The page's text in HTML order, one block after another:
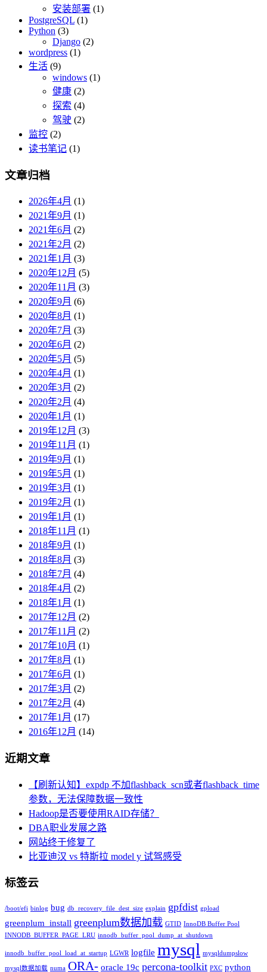
安装部署 (1)
PostgreSQL (1)
Python (3)
Django (2)
wordpress (1)
生活 (9)
windows (1)
健康 (2)
探索 (4)
驾驶 (2)
监控 (2)
读书笔记 (1)
文章归档
2026年4月 (1)
2021年9月 (1)
2021年6月 (2)
2021年2月 (2)
2021年1月 (3)
2020年12月 (5)
2020年11月 (3)
2020年9月 (6)
2020年8月 (1)
2020年7月 (3)
2020年6月 (2)
2020年5月 (5)
2020年4月 (1)
2020年3月 (2)
2020年2月 (4)
2020年1月 (1)
2019年12月 (3)
2019年11月 (1)
2019年9月 (1)
2019年5月 (1)
2019年3月 (1)
2019年2月 (1)
2019年1月 (1)
2018年11月 (1)
2018年9月 (1)
2018年8月 (3)
2018年7月 (4)
2018年4月 (2)
2018年1月 (1)
2017年12月 (2)
2017年11月 (2)
2017年10月 (1)
2017年8月 (1)
2017年6月 (1)
2017年3月 (2)
2017年2月 (4)
2017年1月 (17)
2016年12月 (14)
近期文章
【刷新认知】expdp 不加flashback_scn或者flashback_time
参数，无法保障数据一致性
Hadoop是否要使用RAID存储？
DBA职业发展之路
网站终于修复了
比亚迪汉 vs 特斯拉 model y 试驾感受
标签云
/boot/efi binlog bug db_recovery_file_dest_size explain gpfdist gpload
greenplum_install greenplum数据加载 GTID InnoDB Buffer Pool
INNODB_BUFFER_PAGE_LRU innodb_buffer_pool_dump_at_shutdown
innodb_buffer_pool_load_at_startup LGWR logfile mysql mysqldumpslow
mysql数据加载 numa ORA- oracle 19c percona-toolkit PXC python